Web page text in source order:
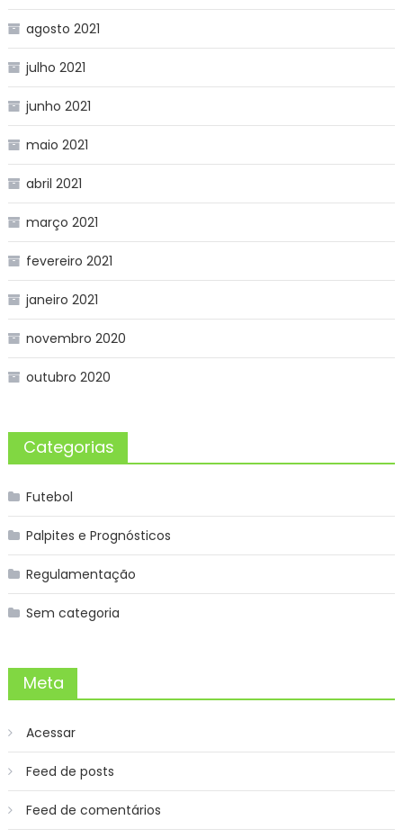
agosto 2021
julho 2021
junho 2021
maio 2021
abril 2021
março 2021
fevereiro 2021
janeiro 2021
novembro 2020
outubro 2020
Categorias
Futebol
Palpites e Prognósticos
Regulamentação
Sem categoria
Meta
Acessar
Feed de posts
Feed de comentários